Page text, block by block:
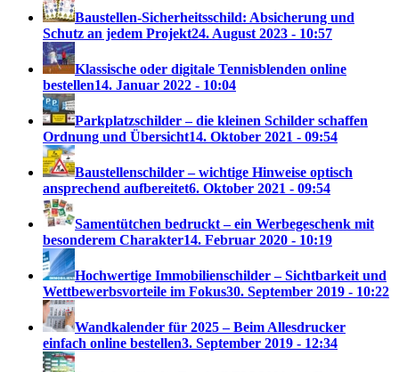
Baustellen-Sicherheitsschild: Absicherung und
Schutz an jedem Projekt24. August 2023 - 10:57
Klassische oder digitale Tennisblenden online
bestellen14. Januar 2022 - 10:04
Parkplatzschilder – die kleinen Schilder schaffen
Ordnung und Übersicht14. Oktober 2021 - 09:54
Baustellenschilder – wichtige Hinweise optisch
ansprechend aufbereitet6. Oktober 2021 - 09:54
Samentütchen bedruckt – ein Werbegeschenk mit
besonderem Charakter14. Februar 2020 - 10:19
Hochwertige Immobilienschilder – Sichtbarkeit und
Wettbewerbsvorteile im Fokus30. September 2019 - 10:22
Wandkalender für 2025 – Beim Allesdrucker
einfach online bestellen3. September 2019 - 12:34